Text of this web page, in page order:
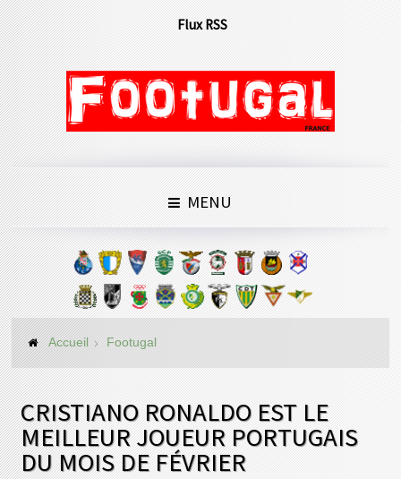
Flux RSS
MENU
Accueil Footugal
CRISTIANO RONALDO EST LE
MEILLEUR JOUEUR PORTUGAIS
DU MOIS DE FÉVRIER